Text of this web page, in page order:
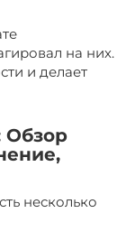
на них.
и делает
Обзор
несколько